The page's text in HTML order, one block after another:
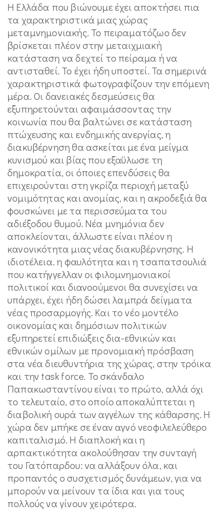
Η Ελλάδα που βιώνουμε έχει αποκτήσει πια
τα χαρακτηριστικά μιας χώρας
μεταμνημονιακής. Το πειραματόζωο δεν
βρίσκεται πλέον στην μεταιχμιακή
κατάσταση να δεχτεί το πείραμα ή να
αντισταθεί. Το έχει ήδη υποστεί. Τα σημερινά
χαρακτηριστικά φωτογραφίζουν την επόμενη
μέρα. Οι δανειακές δεσμεύσεις θα
εξυπηρετούνται αφαιμάσσοντας την
κοινωνία που θα βαλτώνει σε κατάσταση
πτώχευσης και ενδημικής ανεργίας, η
διακυβέρνηση θα ασκείται με ένα μείγμα
κυνισμού και βίας που εξαϋλωσε τη
δημοκρατία, οι όποιες επενδύσεις θα
επιχειρούνται στη γκρίζα περιοχή μεταξύ
νομιμότητας και ανομίας, και η ακροδεξιά θα
φουσκώνει με τα περισσεύματα του
αδιέξοδου θυμού. Νέα μνημόνια δεν
αποκλείονται, άλλωστε είναι πλέον η
κανονικότητα μιας νέας διακυβέρνησης. Η
ιδιοτέλεια. η φαυλότητα και η τσαπατσουλιά
που κατήγγελλαν οι φιλομνημονιακοί
πολιτικοί και διανοούμενοι θα συνεχίσει να
υπάρχει, έχει ήδη δώσει λαμπρά δείγματα
νέας προσαρμογής. Και το νέο μοντέλο
οικονομίας και δημόσιων πολιτικών
εξυπηρετεί επιδιώξεις δια-εθνικών και
εθνικών ομίλων με προνομιακή πρόσβαση
στα νέα διευθυντήρια της χώρας, στην τρόικα
και την task force. To σκάνδαλο
Παπακωσταντίνου είναι το πρώτο, αλλά όχι
το τελευταίο, στο οποίο αποκαλύπτεται η
διαβολική ουρά των αγγέλων της κάθαρσης. Η
χώρα δεν μπήκε σε έναν αγνό νεοφιλελεύθερο
καπιταλισμό. Η διαπλοκή και η
αρπακτικότητα ακολούθησαν την συνταγή
του Γατόπαρδου: να αλλάξουν όλα, και
προπαντός ο συσχετισμός δυνάμεων, για να
μπορούν να μείνουν τα ίδια και για τους
πολλούς να γίνουν χειρότερα.